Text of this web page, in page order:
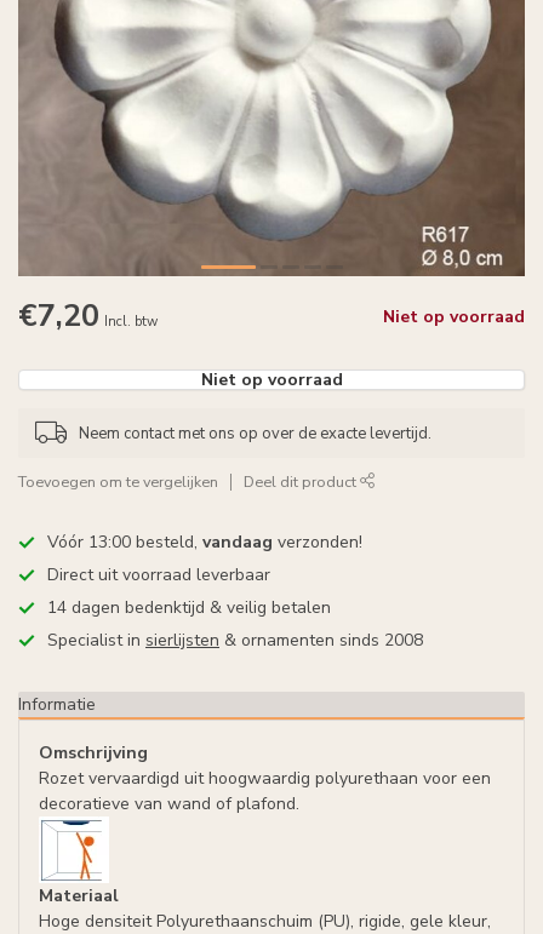
€7,20 Incl. btw Niet op voorraad
Niet op voorraad
Neem contact met ons op over de exacte levertijd.
Toevoegen om te vergelijken Deel dit product
Vóór 13:00 besteld, vandaag verzonden!
Direct uit voorraad leverbaar
14 dagen bedenktijd & veilig betalen
Specialist in sierlijsten & ornamenten sinds 2008
Informatie
Omschrijving
Rozet vervaardigd uit hoogwaardig polyurethaan voor een
decoratieve van wand of plafond.
Materiaal
Hoge densiteit Polyurethaanschuim (PU), rigide, gele kleur,